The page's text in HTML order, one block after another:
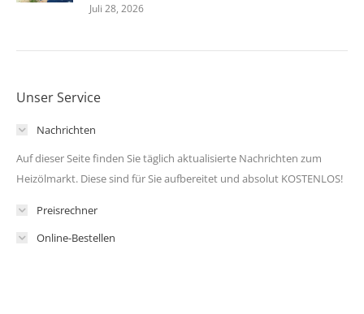
Juli 28, 2026
Unser Service
Nachrichten
Auf dieser Seite finden Sie täglich aktualisierte Nachrichten zum
Heizölmarkt. Diese sind für Sie aufbereitet und absolut KOSTENLOS!
Preisrechner
Online-Bestellen